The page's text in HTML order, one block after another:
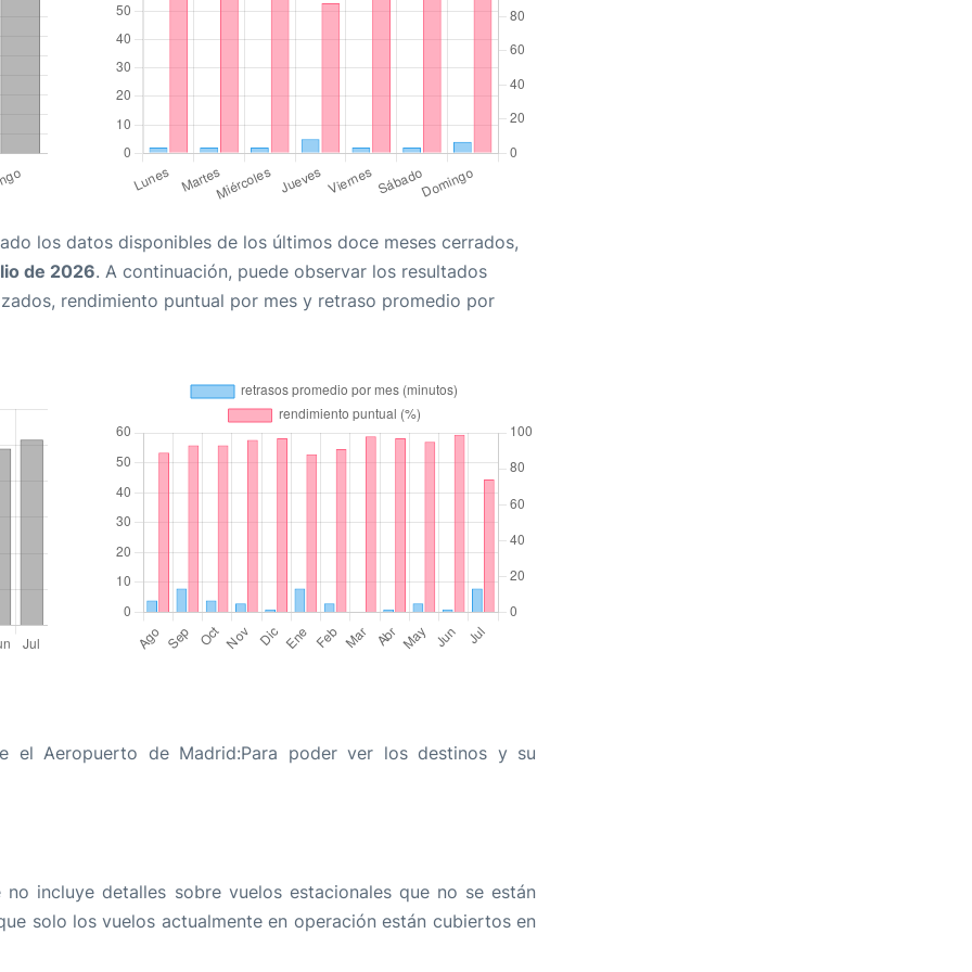
los datos disponibles de los últimos doce meses cerrados,
de 2026. A continuación, puede observar los resultados
rendimiento puntual por mes y retraso promedio por
el Aeropuerto de Madrid:Para poder ver los destinos y su
incluye detalles sobre vuelos estacionales que no se están
solo los vuelos actualmente en operación están cubiertos en